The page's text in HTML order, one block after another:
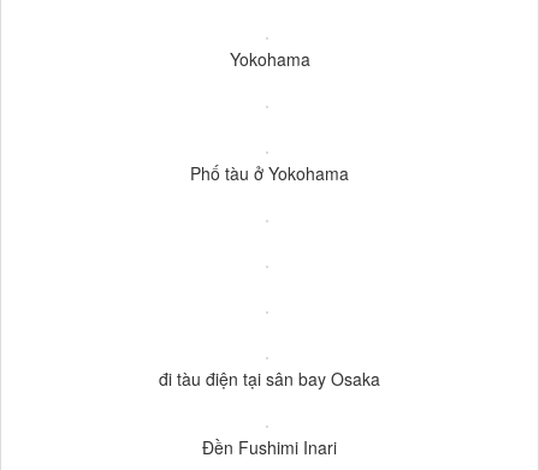
Yokohama
Phố tàu ở Yokohama
đi tàu điện tại sân bay Osaka
Đền Fushimi Inari